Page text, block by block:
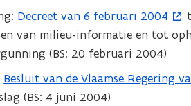
Decreet van 6 februari 2004
(
o
p
e
n
van milieu-informatie en tot
(BS: 20 februari 2004)
Besluit van de Vlaamse Regering
(
o
(BS: 4 juni 2004)